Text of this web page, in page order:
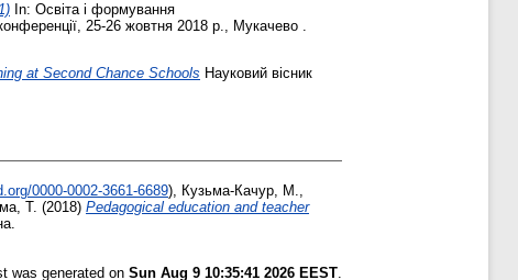
In: Освіта і формування
конференції, 25-26 жовтня 2018 р., Мукачево .
at Second Chance Schools Науковий вісник
0000-0002-3661-6689), Кузьма-Качур, М.,
Т. (2018) Pedagogical education and teacher
was generated on Sun Aug 9 10:35:41 2026 EEST.